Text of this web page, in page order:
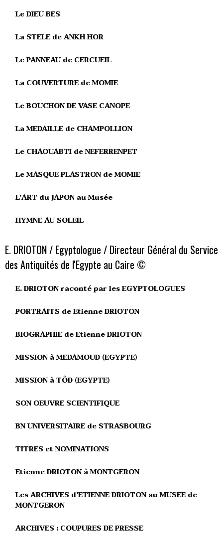
Le DIEU BES
La STELE de ANKH HOR
Le PANNEAU de CERCUEIL
La COUVERTURE de MOMIE
Le BOUCHON DE VASE CANOPE
La MEDAILLE de CHAMPOLLION
Le CHAOUABTI de NEFERRENPET
Le MASQUE PLASTRON de MOMIE
L’ART du JAPON au Musée
HYMNE AU SOLEIL
E. DRIOTON / Egyptologue / Directeur Général du Service
des Antiquités de l'Egypte au Caire ©
E. DRIOTON raconté par les EGYPTOLOGUES
PORTRAITS de Etienne DRIOTON
BIOGRAPHIE de Etienne DRIOTON
MISSION à MEDAMOUD (EGYPTE)
MISSION à TÔD (EGYPTE)
SON OEUVRE SCIENTIFIQUE
BN UNIVERSITAIRE de STRASBOURG
TITRES et NOMINATIONS
Etienne DRIOTON à MONTGERON
Les ARCHIVES d'ETIENNE DRIOTON au MUSEE de
MONTGERON
ARCHIVES : COUPURES DE PRESSE